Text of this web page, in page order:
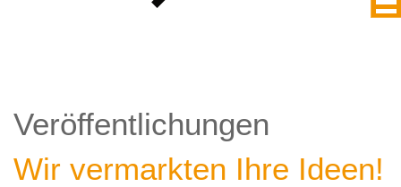
Veröffentlichungen
Wir vermarkten Ihre Ideen!